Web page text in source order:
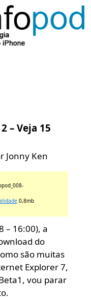
– Veja 15
Jonny Ken
0,8mb
– 16:00), a
do
são muitas
Explorer 7,
vou parar